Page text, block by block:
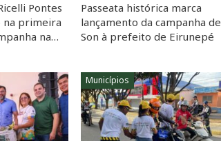
Pontes
na primeira
na…
Passeata histórica marca
lançamento da campanha de
Son à prefeito de Eirunepé
Municípios